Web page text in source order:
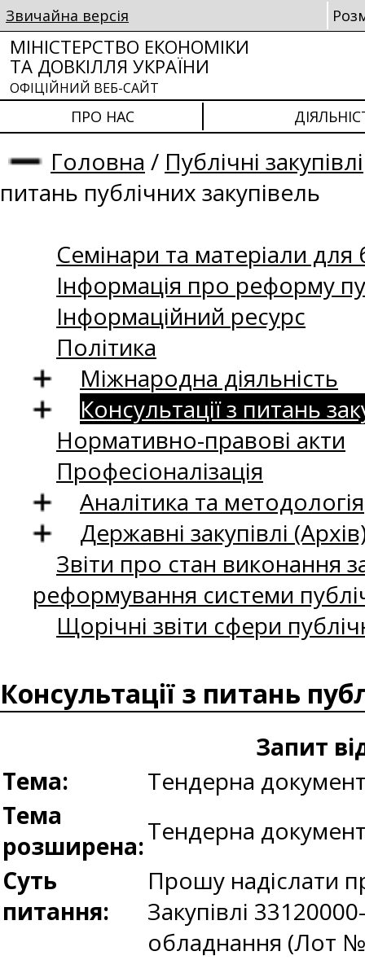
Звичайна версія
МІНІСТЕРСТВО ЕКОНОМІКИ
ТА ДОВКІЛЛЯ УКРАЇНИ
ОФІЦІЙНИЙ ВЕБ-САЙТ
ПРО НАС
Головна / Публічні закупівлі
питань публічних закупівель
Семінари та матеріали для
Інформація про реформу
Інформаційний ресурс
Політика
Міжнародна діяльність
Консультації з питань
Нормативно-правові акти
Професіоналізація
Аналітика та методологія
Державні закупівлі
Звіти про стан виконання
реформування системи
Щорічні звіти сфери
Консультації з питань
Запит
Тема:
Тендерна
Тема
розширена:Тендерна
Суть
питання:
Прошу надіслати
Закупівлі
обладнання (Лот №